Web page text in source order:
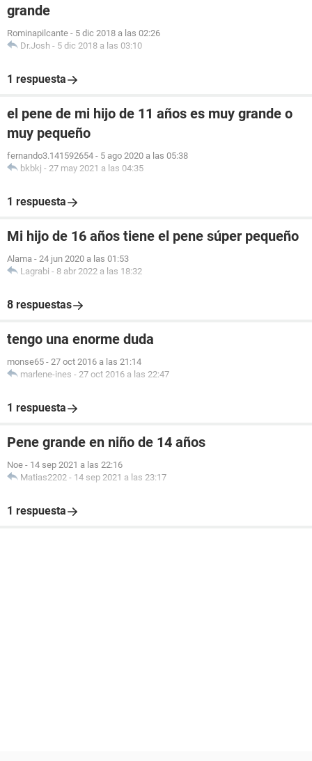
grande
Rominapilcante - 5 dic 2018 a las 02:26
Dr.Josh - 5 dic 2018 a las 03:10
1 respuesta
el pene de mi hijo de 11 años es muy grande o
muy pequeño
fernando3.141592654 - 5 ago 2020 a las 05:38
bkbkj - 27 may 2021 a las 04:35
1 respuesta
Mi hijo de 16 años tiene el pene súper pequeño
Alama - 24 jun 2020 a las 01:53
Lagrabi - 8 abr 2022 a las 18:32
8 respuestas
tengo una enorme duda
monse65 - 27 oct 2016 a las 21:14
marlene-ines - 27 oct 2016 a las 22:47
1 respuesta
Pene grande en niño de 14 años
Noe - 14 sep 2021 a las 22:16
Matias2202 - 14 sep 2021 a las 23:17
1 respuesta